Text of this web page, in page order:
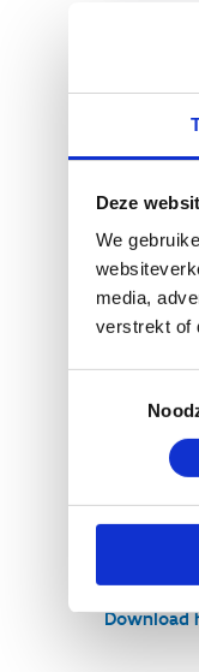
Deze
We
media,
verstrekt of
Leer de
Het
op 'Alles
Tutorial
Leer de
Download
Download